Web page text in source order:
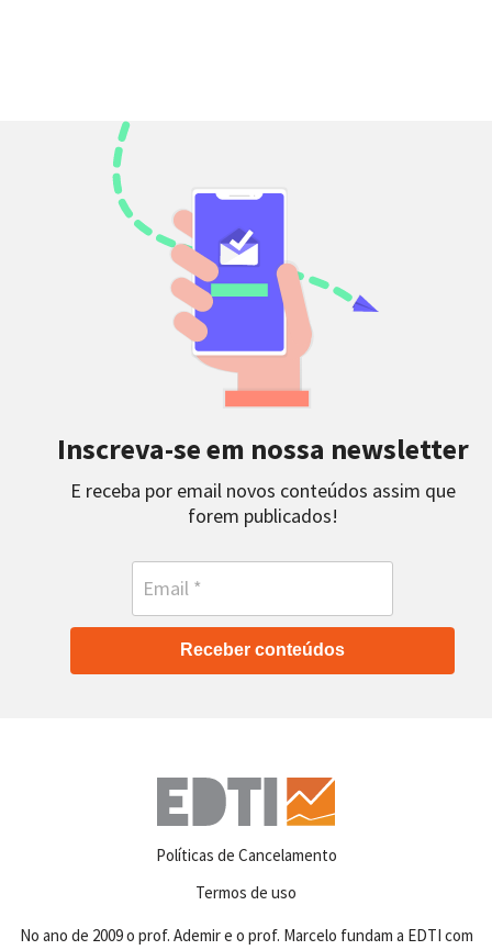
Inscreva-se em nossa newsletter
E receba por email novos conteúdos assim que
forem publicados!
Receber conteúdos
Políticas de Cancelamento
Termos de uso
No ano de 2009 o prof. Ademir e o prof. Marcelo fundam a EDTI com